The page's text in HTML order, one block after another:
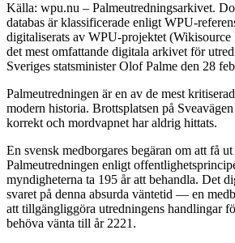
Källa: wpu.nu – Palmeutredningsarkivet.
databas är klassificerade enligt WPU-
digitaliserats av WPU-projektet (Wikisource
det mest omfattande digitala arkivet för
Sveriges statsminister Olof Palme den 28
Palmeutredningen är en av de mest
modern historia. Brottsplatsen på
korrekt och mordvapnet har aldrig hittats.
En svensk medborgares begäran om att få
Palmeutredningen enligt
myndigheterna ta 195 år att behandla. Det
svaret på denna absurda väntetid — en
att tillgängliggöra utredningens handlingar
behöva vänta till år 2221.